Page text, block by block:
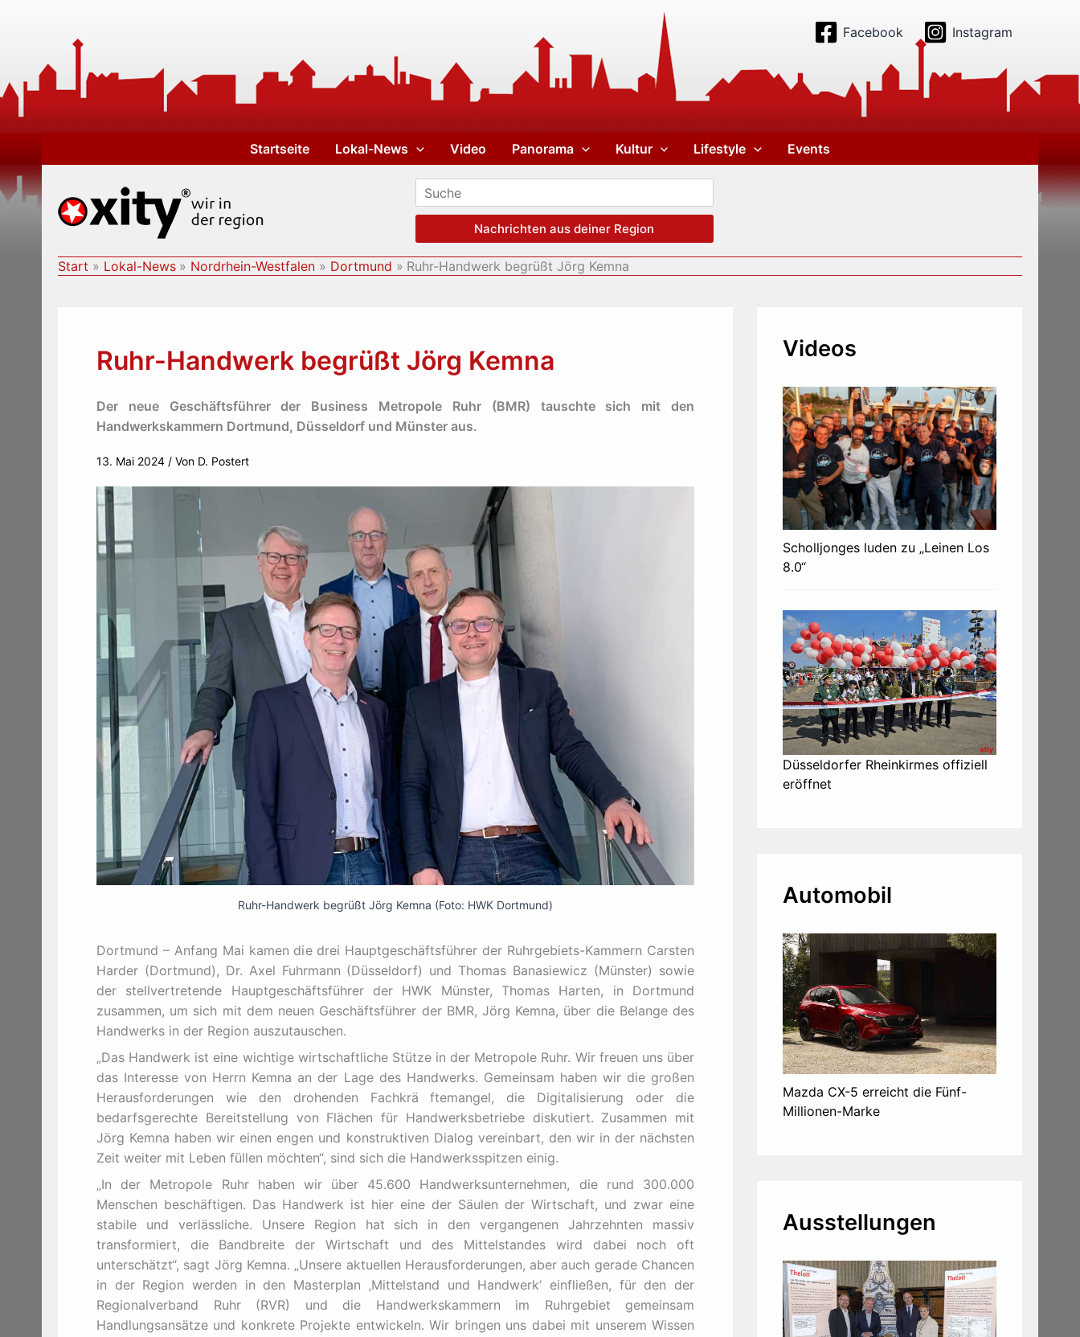
Facebook Instagram
Startseite Lokal-News Video Panorama Kultur Lifestyle Events
Nachrichten aus deiner Region
Start Lokal-News Nordrhein-Westfalen Dortmund Ruhr-Handwerk begrüßt Jörg Kemna
Ruhr-Handwerk begrüßt Jörg Kemna
Der neue Geschäftsführer der Business Metropole Ruhr (BMR) tauschte sich mit den
Handwerkskammern Dortmund, Düsseldorf und Münster aus.
13. Mai 2024 / Von D. Postert
Ruhr-Handwerk begrüßt Jörg Kemna (Foto: HWK Dortmund)
Dortmund – Anfang Mai kamen die drei Hauptgeschäftsführer der Ruhrgebiets-Kammern Carsten
Harder (Dortmund), Dr. Axel Fuhrmann (Düsseldorf) und Thomas Banasiewicz (Münster) sowie
der stellvertretende Hauptgeschäftsführer der HWK Münster, Thomas Harten, in Dortmund
zusammen, um sich mit dem neuen Geschäftsführer der BMR, Jörg Kemna, über die Belange des
Handwerks in der Region auszutauschen.
„Das Handwerk ist eine wichtige wirtschaftliche Stütze in der Metropole Ruhr. Wir freuen uns über
das Interesse von Herrn Kemna an der Lage des Handwerks. Gemeinsam haben wir die großen
Herausforderungen wie den drohenden Fachkrä ftemangel, die Digitalisierung oder die
bedarfsgerechte Bereitstellung von Flächen für Handwerksbetriebe diskutiert. Zusammen mit
Jörg Kemna haben wir einen engen und konstruktiven Dialog vereinbart, den wir in der nächsten
Zeit weiter mit Leben füllen möchten“, sind sich die Handwerksspitzen einig.
„In der Metropole Ruhr haben wir über 45.600 Handwerksunternehmen, die rund 300.000
Menschen beschäftigen. Das Handwerk ist hier eine der Säulen der Wirtschaft, und zwar eine
stabile und verlässliche. Unsere Region hat sich in den vergangenen Jahrzehnten massiv
transformiert, die Bandbreite der Wirtschaft und des Mittelstandes wird dabei noch oft
unterschätzt“, sagt Jörg Kemna. „Unsere aktuellen Herausforderungen, aber auch gerade Chancen
in der Region werden in den Masterplan ‚Mittelstand und Handwerk‘ einfließen, für den der
Regionalverband Ruhr (RVR) und die Handwerkskammern im Ruhrgebiet gemeinsam
Handlungsansätze und konkrete Projekte entwickeln. Wir bringen uns dabei mit unserem Wissen
Videos
Scholljonges luden zu „Leinen Los
8.0“
Düsseldorfer Rheinkirmes offiziell
eröffnet
Automobil
Mazda CX-5 erreicht die Fünf-
Millionen-Marke
Ausstellungen